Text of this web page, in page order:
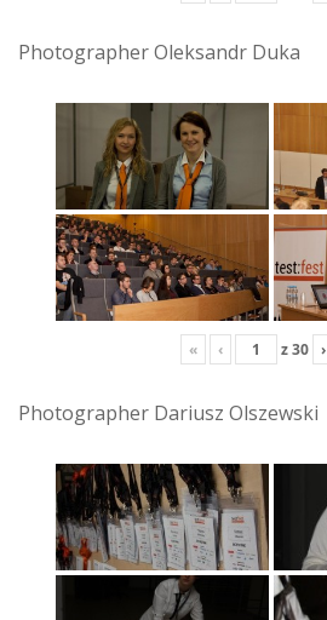
Photographer Oleksandr Duka
« ‹ z30 ›
Photographer Dariusz Olszewski